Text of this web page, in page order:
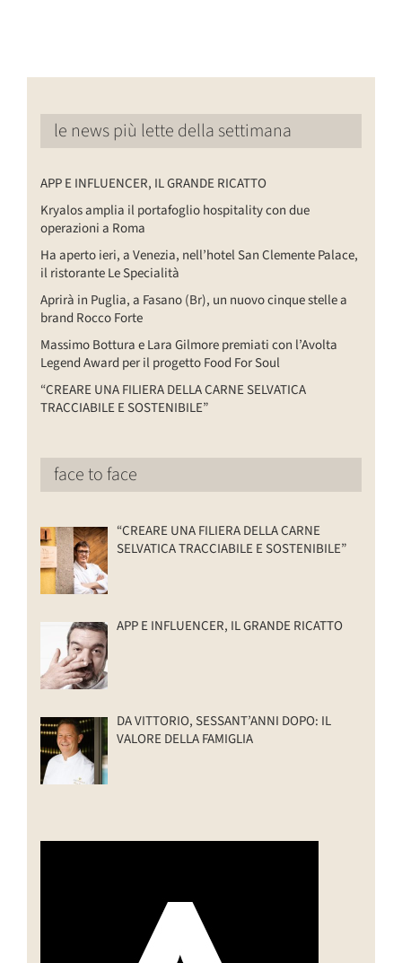
le news più lette della settimana
APP E INFLUENCER, IL GRANDE RICATTO
Kryalos amplia il portafoglio hospitality con due
operazioni a Roma
Ha aperto ieri, a Venezia, nell’hotel San Clemente Palace,
il ristorante Le Specialità
Aprirà in Puglia, a Fasano (Br), un nuovo cinque stelle a
brand Rocco Forte
Massimo Bottura e Lara Gilmore premiati con l’Avolta
Legend Award per il progetto Food For Soul
“CREARE UNA FILIERA DELLA CARNE SELVATICA
TRACCIABILE E SOSTENIBILE”
face to face
“CREARE UNA FILIERA DELLA CARNE
SELVATICA TRACCIABILE E SOSTENIBILE”
APP E INFLUENCER, IL GRANDE RICATTO
DA VITTORIO, SESSANT’ANNI DOPO: IL
VALORE DELLA FAMIGLIA